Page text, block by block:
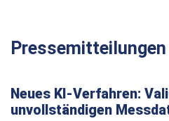
Pressemitteilungen
Neues KI-Verfahren:
unvollständigen